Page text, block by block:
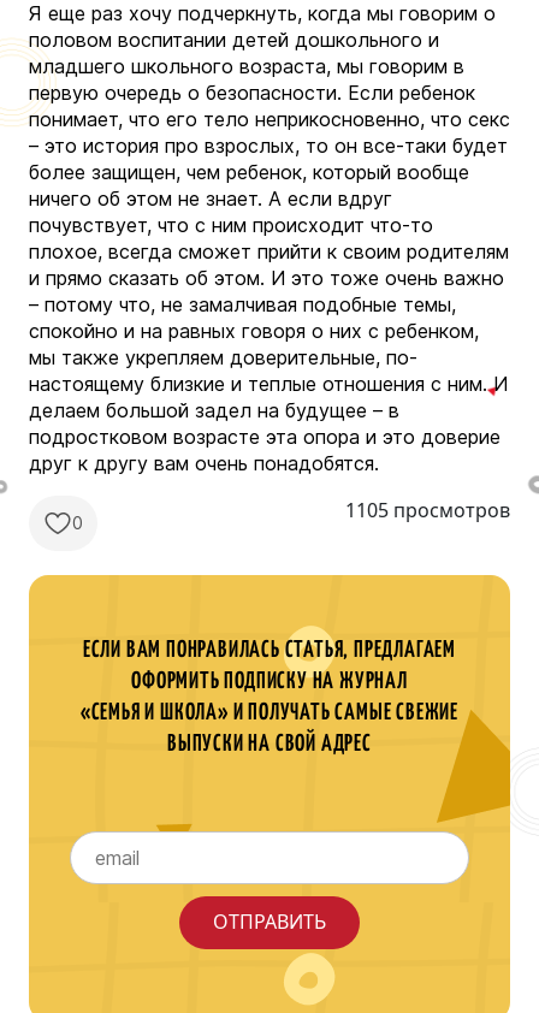
Я еще раз хочу подчеркнуть, когда мы говорим о
половом воспитании детей дошкольного и
младшего школьного возраста, мы говорим в
первую очередь о безопасности. Если ребенок
понимает, что его тело неприкосновенно, что секс
– это история про взрослых, то он все-таки будет
более защищен, чем ребенок, который вообще
ничего об этом не знает. А если вдруг
почувствует, что с ним происходит что-то
плохое, всегда сможет прийти к своим родителям
и прямо сказать об этом. И это тоже очень важно
– потому что, не замалчивая подобные темы,
спокойно и на равных говоря о них с ребенком,
мы также укрепляем доверительные, по-
настоящему близкие и теплые отношения с ним. И
делаем большой задел на будущее – в
подростковом возрасте эта опора и это доверие
друг к другу вам очень понадобятся.
0 1105 просмотров
ЕСЛИ ВАМ ПОНРАВИЛАСЬ СТАТЬЯ, ПРЕДЛАГАЕМ
ОФОРМИТЬ ПОДПИСКУ НА ЖУРНАЛ
«СЕМЬЯ И ШКОЛА» И ПОЛУЧАТЬ САМЫЕ СВЕЖИЕ
ВЫПУСКИ НА СВОЙ АДРЕС